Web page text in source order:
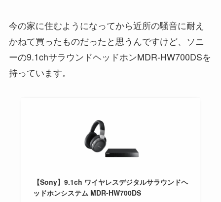
今の家に住むようになってから近所の騒音に耐え
かねて買ったものだったと思うんですけど、ソニ
ーの9.1chサラウンドヘッドホンMDR-HW700DSを
持っています。
【Sony】9.1ch ワイヤレスデジタルサラウンドヘ
ッドホンシステム MDR-HW700DS